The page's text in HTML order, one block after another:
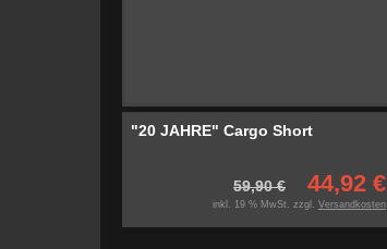
"20 JAHRE" Cargo Short
59,90 € 44,92 €
inkl. 19 % MwSt. zzgl. Versandkosten